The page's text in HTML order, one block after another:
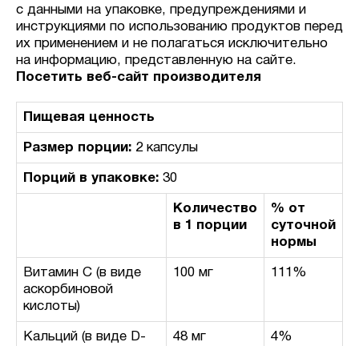
с данными на упаковке, предупреждениями и
инструкциями по использованию продуктов перед
их применением и не полагаться исключительно
на информацию, представленную на сайте.
Посетить веб-сайт производителя
Пищевая ценность
Размер порции: 2 капсулы
Порций в упаковке: 30
Количество
в 1 порции
% от
суточной
нормы
Витамин С (в виде
аскорбиновой
кислоты)
100 мг 111%
Кальций (в виде D-
48 мг 4%